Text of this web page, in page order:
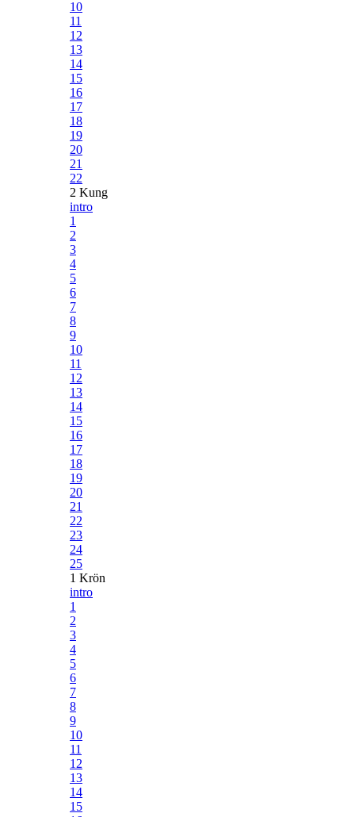
10
11
12
13
14
15
16
17
18
19
20
21
22
2 Kung
intro
1
2
3
4
5
6
7
8
9
10
11
12
13
14
15
16
17
18
19
20
21
22
23
24
25
1 Krön
intro
1
2
3
4
5
6
7
8
9
10
11
12
13
14
15